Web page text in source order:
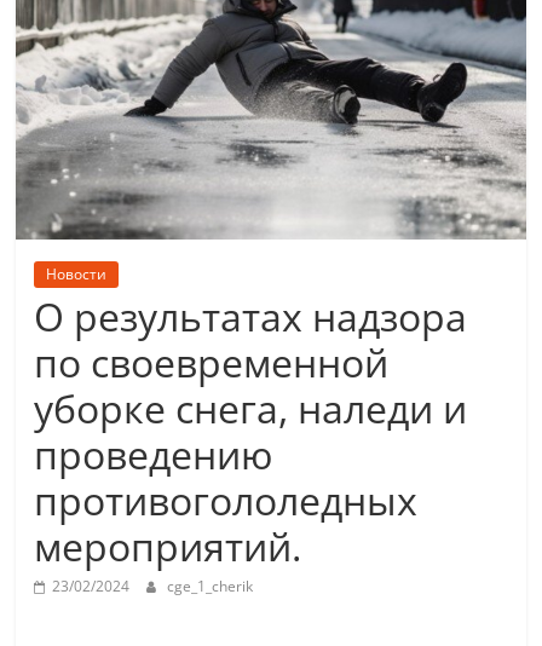
Новости
О результатах надзора
по своевременной
уборке снега, наледи и
проведению
противогололедных
мероприятий.
23/02/2024 cge_1_cherik